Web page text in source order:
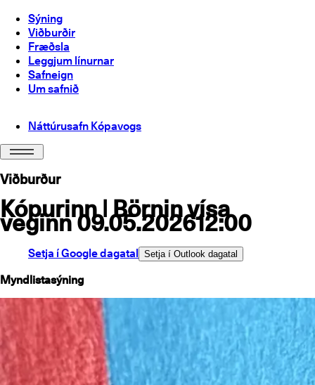
Sýning
Viðburðir
Fræðsla
Leggjum línurnar
Safneign
Um safnið
Náttúrusafn Kópavogs
Viðburður
Kópurinn | Börnin vísa
veginn09.05.202612:00
Setja í Google dagatal Setja í Outlook dagatal
Myndlistasýning